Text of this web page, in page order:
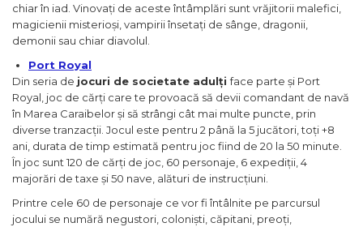
chiar în iad. Vinovați de aceste întâmplări sunt vrăjitorii malefici,
magicienii misterioși, vampirii însetați de sânge, dragonii,
demonii sau chiar diavolul.
Port Royal
Din seria de jocuri de societate adulțiface parte și Port
Royal, joc de cărți care te provoacă să devii comandant de navă
în Marea Caraibelor și să strângi cât mai multe puncte, prin
diverse tranzacții. Jocul este pentru 2 până la 5 jucători, toți +8
ani, durata de timp estimată pentru joc fiind de 20 la 50 minute.
În joc sunt 120 de cărți de joc, 60 personaje, 6 expediții, 4
majorări de taxe și 50 nave, alături de instrucțiuni.
Printre cele 60 de personaje ce vor fi întâlnite pe parcursul
jocului se numără negustori, coloniști, căpitani, preoți,